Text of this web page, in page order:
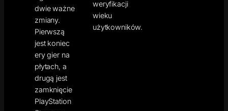
dwie ważne
zmiany.
Pierwszą
jest koniec
ery gier na
płytach, a
drugą jest
zamknięcie
PlayStation
weryfikacji
wieku
użytkowników.